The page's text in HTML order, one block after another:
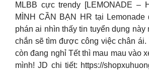
MLBB cực trendy [LEMONADE –
MÌNH CẦN BẠN HR tại Lemonade
phán ai nhìn thấy tin tuyển dụng này
chắn sẽ tìm được công việc chân ái.
còn đang nghỉ Tết thì mau mau vào
mình! JD chi tiết: https://